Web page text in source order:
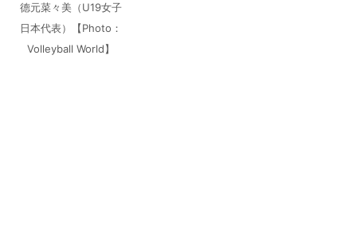
德元菜々美（U19女子
日本代表）【Photo：
Volleyball World】